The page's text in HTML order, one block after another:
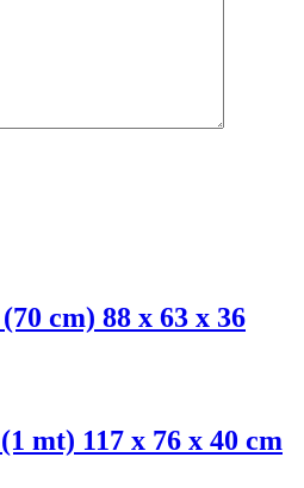
cm) 88 x 63 x 36
mt) 117 x 76 x 40 cm